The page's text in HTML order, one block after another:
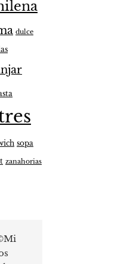
dulce
sopa
zanahorias